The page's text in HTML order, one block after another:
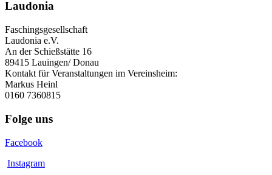
Laudonia
Faschingsgesellschaft
Laudonia e.V.
An der Schießstätte 16
89415 Lauingen/ Donau
Kontakt für Veranstaltungen im Vereinsheim:
Markus Heinl
0160 7360815
Folge uns
Facebook
Instagram